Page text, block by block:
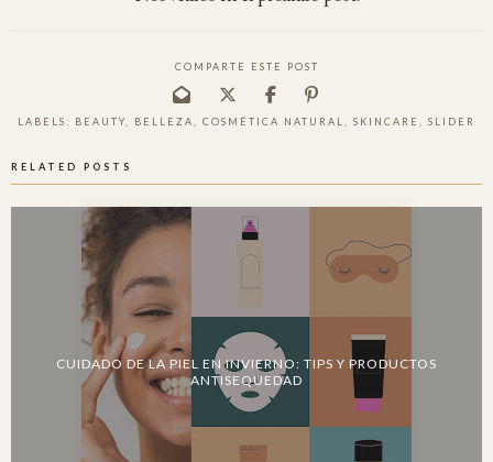
COMPARTE ESTE POST
LABELS: BEAUTY BELLEZA COSMÉTICA NATURAL SKINCARE SLIDER
RELATED POSTS
CUIDADO DE LA PIEL EN INVIERNO: TIPS Y PRODUCTOS
ANTISEQUEDAD